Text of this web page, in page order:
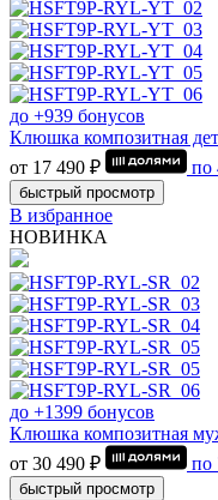
до +939 бонусов
Клюшка композитная
от 17 490 ₽
по
быстрый просмотр
В избранное
НОВИНКА
до +1399 бонусов
Клюшка композитная
от 30 490 ₽
по
быстрый просмотр